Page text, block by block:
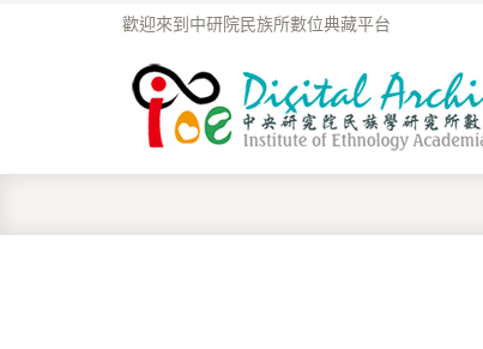
歡迎來到中研院民族所數位典藏平台